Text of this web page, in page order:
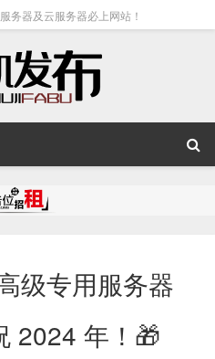
务器及云服务器必上网站！
级专用服务器
2024 年！🎁